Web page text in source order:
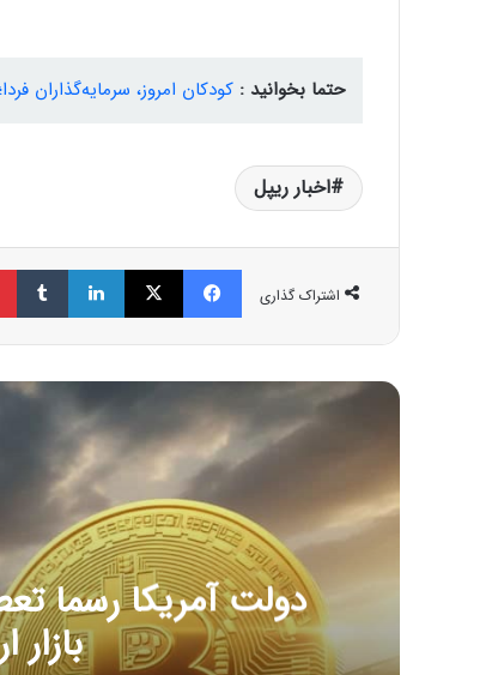
حتما بخوانید : کودکان امروز، سرمایه‌گذاران
اخبار ریپل
اشتراک گذاری
فیسبوک ایکس لینکداین تامبلر
دولت آمریکا رسما